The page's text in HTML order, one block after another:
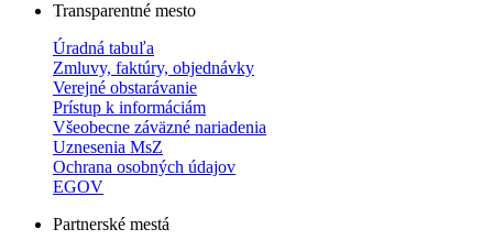
Transparentné mesto
Úradná tabuľa
Zmluvy, faktúry, objednávky
Verejné obstarávanie
Prístup k informáciám
Všeobecne záväzné nariadenia
Uznesenia MsZ
Ochrana osobných údajov
EGOV
Partnerské mestá